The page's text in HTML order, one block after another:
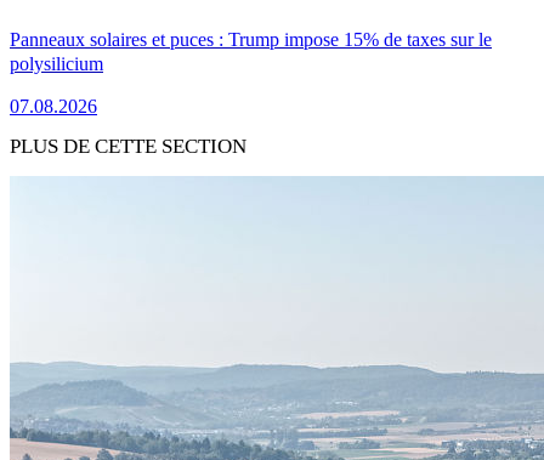
Panneaux solaires et puces : Trump impose 15% de taxes sur le
polysilicium
07.08.2026
PLUS DE CETTE SECTION